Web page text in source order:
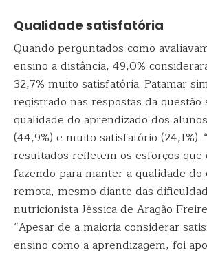
Qualidade satisfatória
Quando perguntados como
ensino a distância, 49,0%
32,7% muito satisfatória. Patamar
registrado nas respostas da questão
qualidade do aprendizado dos
(44,9%) e muito satisfatório (24,1%).
resultados refletem os esforços que
fazendo para manter a qualidade
remota, mesmo diante das
nutricionista Jéssica de Aragão
“Apesar de a maioria considerar
ensino como a aprendizagem, foi